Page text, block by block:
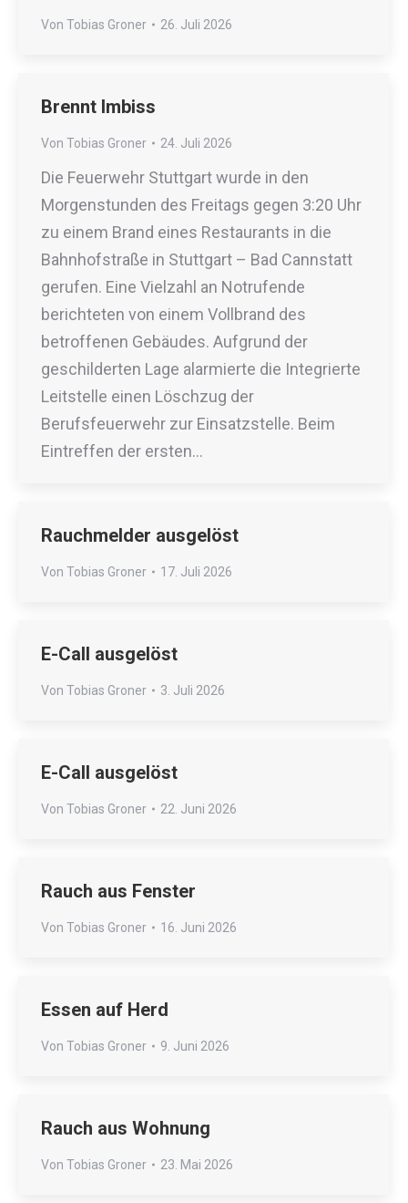
Von Tobias Groner 26. Juli 2026
Brennt Imbiss
Von Tobias Groner 24. Juli 2026
Die Feuerwehr Stuttgart wurde in den
Morgenstunden des Freitags gegen 3:20 Uhr
zu einem Brand eines Restaurants in die
Bahnhofstraße in Stuttgart – Bad Cannstatt
gerufen. Eine Vielzahl an Notrufende
berichteten von einem Vollbrand des
betroffenen Gebäudes. Aufgrund der
geschilderten Lage alarmierte die Integrierte
Leitstelle einen Löschzug der
Berufsfeuerwehr zur Einsatzstelle. Beim
Eintreffen der ersten…
Rauchmelder ausgelöst
Von Tobias Groner 17. Juli 2026
E-Call ausgelöst
Von Tobias Groner 3. Juli 2026
E-Call ausgelöst
Von Tobias Groner 22. Juni 2026
Rauch aus Fenster
Von Tobias Groner 16. Juni 2026
Essen auf Herd
Von Tobias Groner 9. Juni 2026
Rauch aus Wohnung
Von Tobias Groner 23. Mai 2026